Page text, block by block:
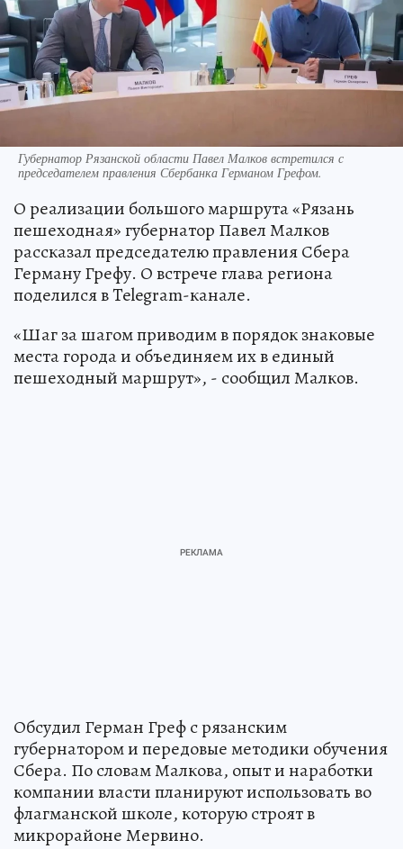
Губернатор Рязанской области Павел Малков встретился с
председателем правления Сбербанка Германом Грефом.
О реализации большого маршрута «Рязань
пешеходная» губернатор Павел Малков
рассказал председателю правления Сбера
Герману Грефу. О встрече глава региона
поделился в Telegram-канале.
«Шаг за шагом приводим в порядок знаковые
места города и объединяем их в единый
пешеходный маршрут», - сообщил Малков.
Обсудил Герман Греф с рязанским
губернатором и передовые методики обучения
Сбера. По словам Малкова, опыт и наработки
компании власти планируют использовать во
флагманской школе, которую строят в
микрорайоне Мервино.